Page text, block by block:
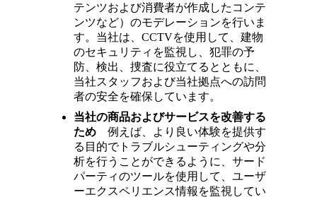
テンツおよび消費者が作成したコンテ
ンツなど）のモデレーションを行いま
す。当社は、CCTVを使用して、建物
のセキュリティを監視し、犯罪の予
防、検出、捜査に役立てるとともに、
当社スタッフおよび当社拠点への訪問
者の安全を確保しています。
当社の商品およびサービスを改善する
ため 例えば、より良い体験を提供す
る目的でトラブルシューティングや分
析を行うことができるように、サード
パーティのツールを使用して、ユーザ
ーエクスペリエンス情報を監視してい